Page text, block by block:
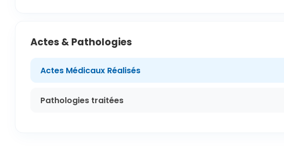
Actes & Pathologies
Actes Médicaux Réalisés
Pathologies traitées